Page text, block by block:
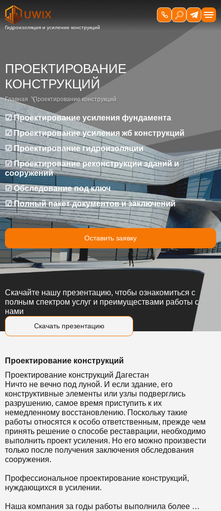
ПРОЕКТИРОВАНИЕ
КОНСТРУКЦИЙ
Главная Проектирование конструкций
☑ Проектирование усиления фундамента
☑ Проектирование усиления жб конструкций
☑ Проектирование гидроизоляции
☑ Проектирование реконструкции зданий и
сооружений
☑ Обследование под ключ
☑ Полный пакет документов и заключений
Оставить заявку
Скачать презентацию
Скачайте нашу презентацию, чтобы ознакомиться с
полным спектром услуг и преимуществами работы с
нами
Проектирование конструкций
Проектирование конструкций Дагестан
Ничто не вечно под луной. И если здание, его
конструктивные элементы или узлы подверглись
разрушению, самое время приступить к их
немедленному восстановлению. Поскольку такие
работы относятся к особо ответственным, прежде чем
принять решение о способе реставрации, необходимо
выполнить проект усиления. Но его можно произвести
только после получения заключения обследования
сооружения.
Профессиональное проектирование конструкций,
нуждающихся в усилении.
Наша компания за годы работы выполнила более …